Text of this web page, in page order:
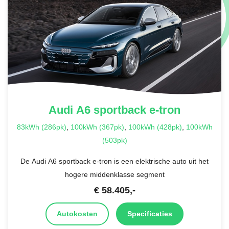
Audi A6 sportback e-tron
83kWh (286pk), 100kWh (367pk), 100kWh (428pk), 100kWh
(503pk)
De Audi A6 sportback e-tron is een elektrische auto uit het
hogere middenklasse segment
€ 58.405,-
Autokosten Specificaties